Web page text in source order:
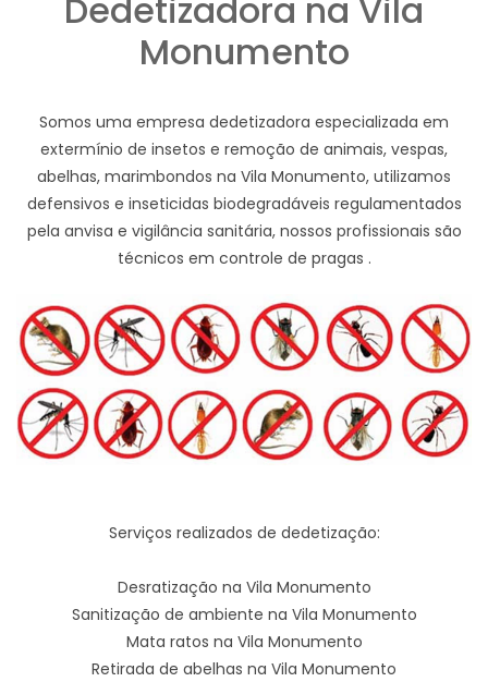
Dedetizadora na Vila
Monumento
Somos uma empresa dedetizadora especializada em
extermínio de insetos e remoção de animais, vespas,
abelhas, marimbondos na Vila Monumento, utilizamos
defensivos e inseticidas biodegradáveis regulamentados
pela anvisa e vigilância sanitária, nossos profissionais são
técnicos em controle de pragas .
Serviços realizados de dedetização:
Desratização na Vila Monumento
Sanitização de ambiente na Vila Monumento
Mata ratos na Vila Monumento
Retirada de abelhas na Vila Monumento